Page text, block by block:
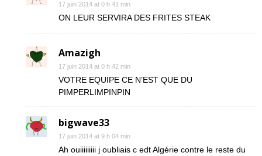
17 juin 2014 at 0 h 41 min
ON LEUR SERVIRA DES FRITES STEAK
Amazigh
17 juin 2014 at 0 h 42 min
VOTRE EQUIPE CE N’EST QUE DU
PIMPERLIMPINPIN
bigwave33
17 juin 2014 at 9 h 04 min
Ah ouiiiiiiiii j oubliais c edt Algérie contre le reste du